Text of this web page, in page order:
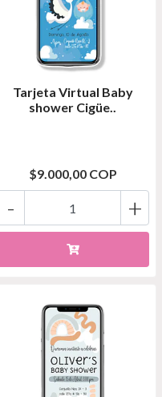
Tarjeta Virtual Baby
shower Cigüe..
$9.000,00 COP
+
-